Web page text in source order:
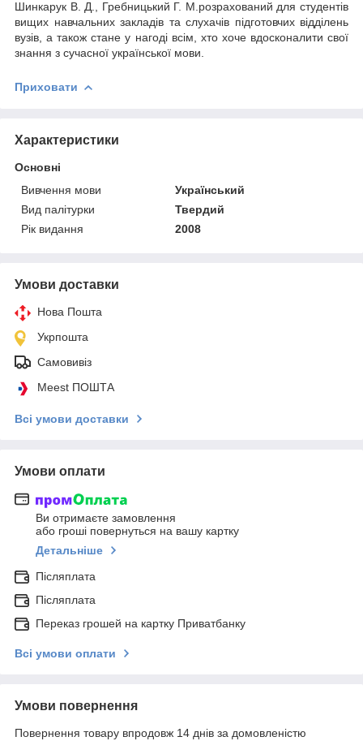
Шинкарук В. Д., Гребницький Г. М.розрахований для студентів
вищих навчальних закладів та слухачів підготовчих відділень
вузів, а також стане у нагоді всім, хто хоче вдосконалити свої
знання з сучасної української мови.
Приховати
Характеристики
Основні
Вивчення мови
Український
Вид палітурки
Твердий
Рік видання
2008
Умови доставки
Нова Пошта
Укрпошта
Самовивіз
Meest ПОШТА
Всі умови доставки
Умови оплати
Ви отримаєте замовлення
або гроші повернуться на вашу картку
Детальніше
Післяплата
Післяплата
Переказ грошей на картку Приватбанку
Всі умови оплати
Умови повернення
Повернення товару впродовж 14 днів за домовленістю